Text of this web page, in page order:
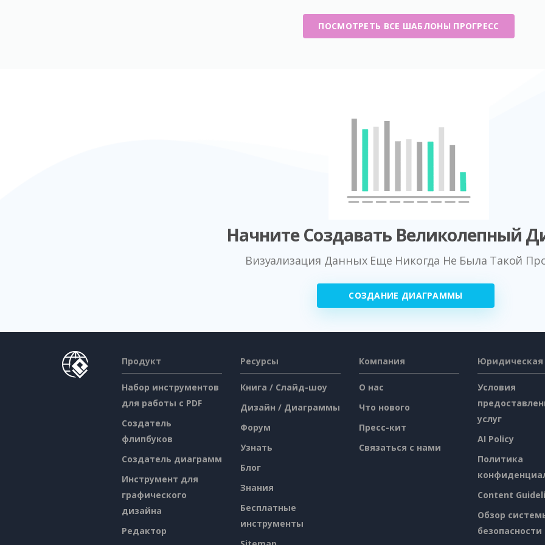
ПОСМОТРЕТЬ ВСЕ ШАБЛОНЫ ПРОГРЕСС
Начните Создавать Великолепный
Визуализация Данных Еще Никогда Не Была Такой
СОЗДАНИЕ ДИАГРАММЫ
Продукт
Набор инструментов
для работы с PDF
Создатель
флипбуков
Создатель диаграмм
Инструмент для
графического
дизайна
Редактор
Ресурсы
Книга / Слайд-шоу
Дизайн / Диаграммы
Форум
Узнать
Блог
Знания
Бесплатные
инструменты
Компания
О нас
Что нового
Пресс-кит
Связаться с нами
Юридическая
Условия
услуг
AI Policy
Политика
Content
Обзор
безопасности